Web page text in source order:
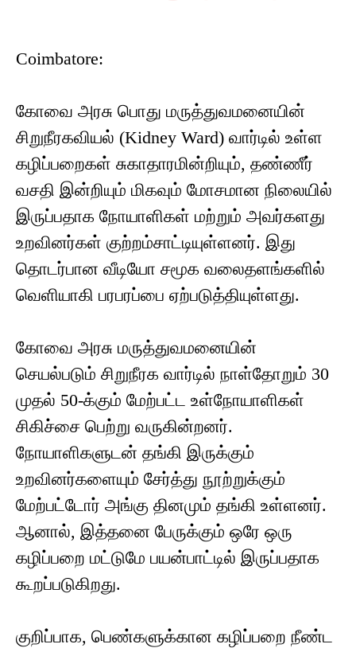
Coimbatore:
கோவை அரசு பொது மருத்துவமனையின்
சிறுநீரகவியல் (Kidney Ward) வார்டில் உள்ள
கழிப்பறைகள் சுகாதாரமின்றியும், தண்ணீர்
வசதி இன்றியும் மிகவும் மோசமான நிலையில்
இருப்பதாக நோயாளிகள் மற்றும் அவர்களது
உறவினர்கள் குற்றம்சாட்டியுள்ளனர். இது
தொடர்பான வீடியோ சமூக வலைதளங்களில்
வெளியாகி பரபரப்பை ஏற்படுத்தியுள்ளது.
கோவை அரசு மருத்துவமனையின்
செயல்படும் சிறுநீரக வார்டில் நாள்தோறும் 30
முதல் 50-க்கும் மேற்பட்ட உள்நோயாளிகள்
சிகிச்சை பெற்று வருகின்றனர்.
நோயாளிகளுடன் தங்கி இருக்கும்
உறவினர்களையும் சேர்த்து நூற்றுக்கும்
மேற்பட்டோர் அங்கு தினமும் தங்கி உள்ளனர்.
ஆனால், இத்தனை பேருக்கும் ஒரே ஒரு
கழிப்பறை மட்டுமே பயன்பாட்டில் இருப்பதாக
கூறப்படுகிறது.
குறிப்பாக, பெண்களுக்கான கழிப்பறை நீண்ட